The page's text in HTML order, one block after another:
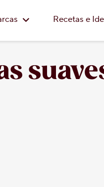
Recetas e